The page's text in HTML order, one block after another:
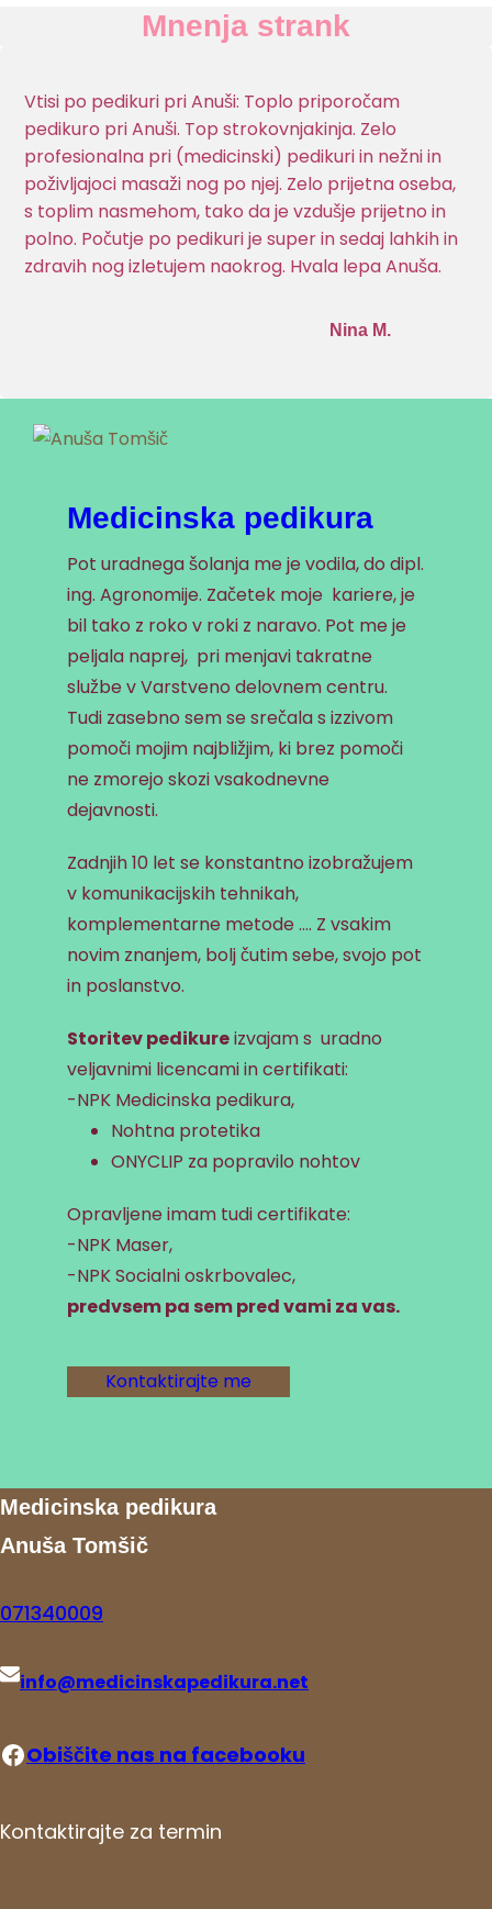
Mnenja strank
Vtisi po pedikuri pri Anuši: Toplo priporočam
pedikuro pri Anuši. Top strokovnjakinja. Zelo
profesionalna pri (medicinski) pedikuri in nežni in
poživljajoci masaži nog po njej. Zelo prijetna oseba,
s toplim nasmehom, tako da je vzdušje prijetno in
polno. Počutje po pedikuri je super in sedaj lahkih in
zdravih nog izletujem naokrog. Hvala lepa Anuša.
Nina M.
Medicinska pedikura
Pot uradnega šolanja me je vodila, do dipl.
ing. Agronomije. Začetek moje kariere, je
bil tako z roko v roki z naravo. Pot me je
peljala naprej, pri menjavi takratne
službe v Varstveno delovnem centru.
Tudi zasebno sem se srečala s izzivom
pomoči mojim najbližjim, ki brez pomoči
ne zmorejo skozi vsakodnevne
dejavnosti.
Zadnjih 10 let se konstantno izobražujem
v komunikacijskih tehnikah,
komplementarne metode …. Z vsakim
novim znanjem, bolj čutim sebe, svojo pot
in poslanstvo.
Storitev pedikureizvajam s uradno
veljavnimi licencami in certifikati:
-NPK Medicinska pedikura,
Nohtna protetika
ONYCLIP za popravilo nohtov
Opravljene imam tudi certifikate:
-NPK Maser,
-NPK Socialni oskrbovalec,
predvsem pa sem pred vami za vas.
Kontaktirajte me
Medicinska pedikura
Anuša Tomšič
071340009
info@medicinskapedikura.net
Obiščite nas na facebooku
Kontaktirajte za termin